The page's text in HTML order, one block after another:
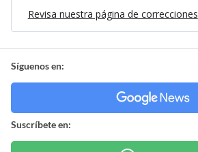
Revisa nuestra página de correcciones
Síguenos en:
Suscríbete en: